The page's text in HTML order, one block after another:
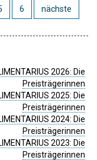
6 nächste
2026: Die
Preisträgerinnen
2025: Die
Preisträgerinnen
2024: Die
Preisträgerinnen
2023: Die
Preisträgerinnen